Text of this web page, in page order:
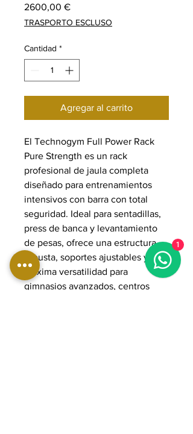
2600,00 €Precio
TRASPORTO ESCLUSO
Cantidad *
Agregar al carrito
El Technogym Full Power Rack
Pure Strength es un rack
profesional de jaula completa
diseñado para entrenamientos
intensivos con barra con total
seguridad. Ideal para sentadillas,
press de banca y levantamiento
de pesas, ofrece una estructura
robusta, soportes ajustables y
máxima versatilidad para
gimnasios avanzados, centros
1